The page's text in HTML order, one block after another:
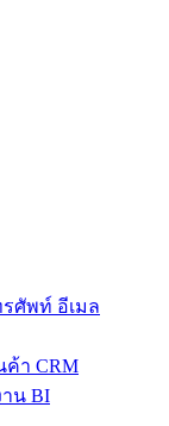
รศัพท์ อีเมล
ค้า CRM
น BI